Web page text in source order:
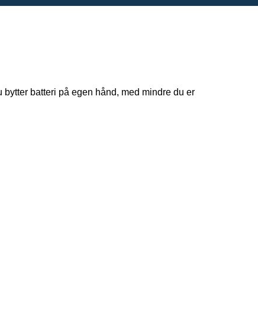
batteri på egen hånd, med mindre du er